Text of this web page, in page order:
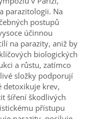
parazitologii. Na
postupů
účinnou
na parazity, aniž by
biologických
a růstu, zatímco
složky podporují
detoxikuje krev,
šíření škodlivých
přístupu